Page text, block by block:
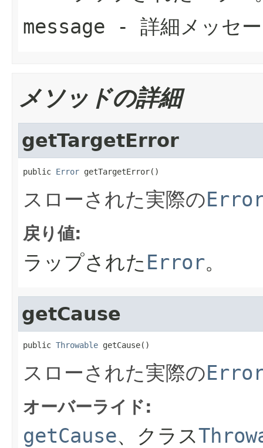
message - 詳細メッセ
メソッドの詳細
getTargetError
public Error getTargetError()
スローされた実際の
戻り値:
ラップされた Error。
getCause
public Throwable getCause()
スローされた実際の
オーバーライド:
getCause、クラス